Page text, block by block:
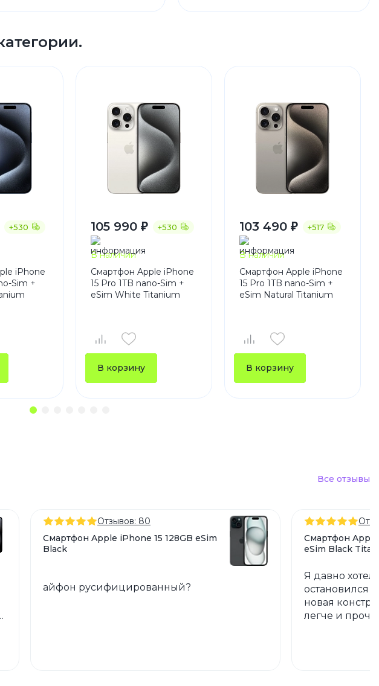
+530
iPhone
Sim +
+530
105 990 ₽
В наличии
Смартфон Apple iPhone
15 Pro 1TB nano-Sim +
eSim White Titanium
В корзину
+517
103 490 ₽
В наличии
Смартфон Apple iPhone
15 Pro 1TB nano-Sim +
eSim Natural Titanium
В корзину
Все отзывы
Отзывов: 80
Смартфон Apple iPhone 15 128GB eSim
Black
айфон русифицированный?
Смартфон Apple
eSim Black
Я давно
остановился
новая
легче и